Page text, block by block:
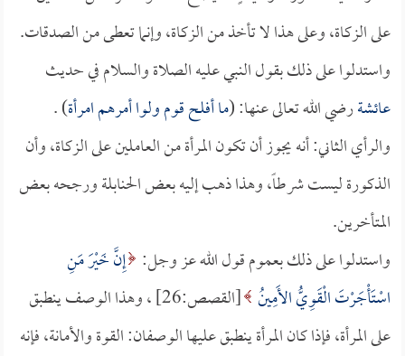
على الزكاة، وعلى هذا لا تأخذ من الزكاة، وإنما تعطى من الصدقات.
واستدلوا على ذلك بقول النبي عليه الصلاة والسلام في حديث
عائشةرضي الله تعالى عنها: (ما أفلح قوم ولوا أمرهم امرأة) .
والرأي الثاني: أنه يجوز أن تكون المرأة من العاملين على الزكاة، وأن
الذكورة ليست شرطاً، وهذا ذهب إليه بعض الحنابلة ورجحه بعض
المتأخرين.
واستدلوا على ذلك بعموم قول الله عز وجل: إِنَّ خَيْرَ مَنِ
اسْتَأْجَرْتَ الْقَوِيُّ الأَمِينُ
[القصص:26] ، وهذا الوصف ينطبق
على المرأة، فإذا كان المرأة ينطبق عليها الوصفان: القوة والأمانة، فإنه